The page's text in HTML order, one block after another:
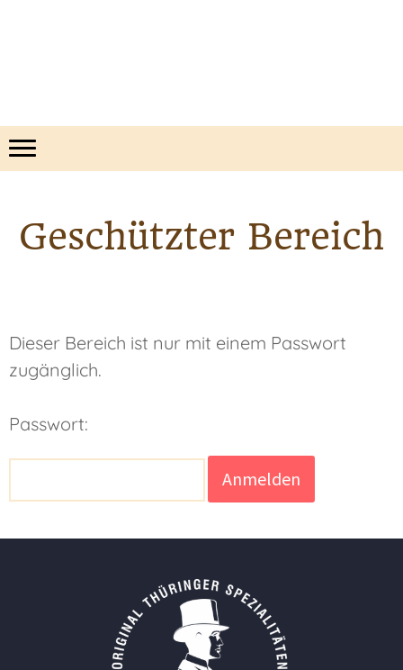
Geschützter Bereich
Dieser Bereich ist nur mit einem Passwort
zugänglich.
Passwort: